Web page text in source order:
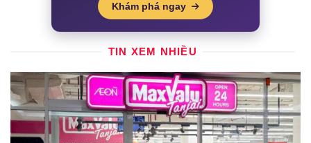
Khám phá ngay
TIN XEM NHIỀU